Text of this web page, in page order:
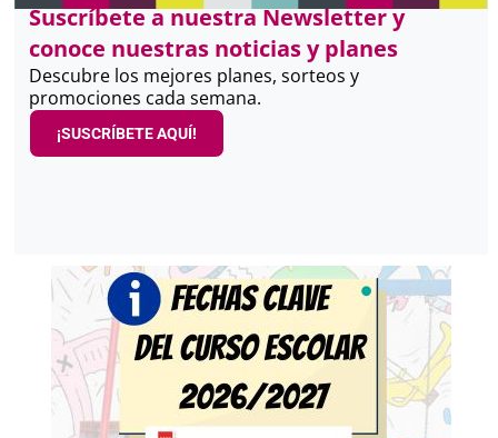
Suscríbete a nuestra Newsletter y
conoce nuestras noticias y planes
Descubre los mejores planes, sorteos y
promociones cada semana.
¡SUSCRÍBETE AQUÍ!